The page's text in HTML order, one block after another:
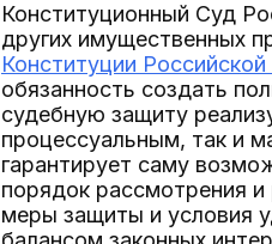
Конституционный Суд
других имущественных
Конституции
обязанность создать
судебную защиту
процессуальным, так и
гарантирует саму
порядок рассмотрения
меры защиты и условия